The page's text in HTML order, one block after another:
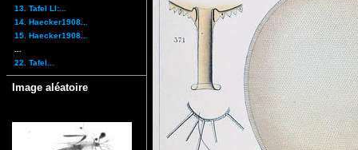
13. Tafel LI:...
14. Haecker1908...
15. Haecker1908...
22. Tafel...
Image aléatoire